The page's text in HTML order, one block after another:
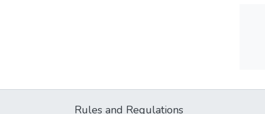
Rules and Regulations